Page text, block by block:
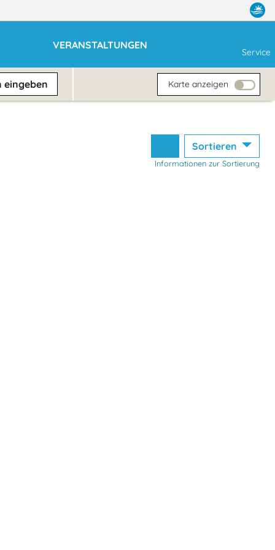
VERANSTALTUNGEN
Service
eingeben Karte anzeigen
Sortieren
Informationen zur Sortierung